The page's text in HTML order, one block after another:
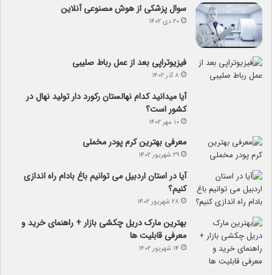
سوال پزشکی از هوش مصنوعی آنلاین
۲۰ دی ۱۴۰۲
فیزیوتراپی بعد از عمل رباط صلیبی
۸ آذر ۱۴۰۲
آیا می­دانید کدام نهالستان رکورد دار تولید نهال­ در
کشور است؟
۱۰ مهر ۱۴۰۲
معرفی بهترین کرم پودر مخملی
۲۹ شهریور ۱۴۰۲
آیا در استان اردبیل می توانیم باغ بادام راه اندازی
کنیم؟
۲۸ شهریور ۱۴۰۲
بهترین مارک دریل چکشی بازار + راهنمای خرید و
معرفی قابلیت ها
۱۴ شهریور ۱۴۰۲